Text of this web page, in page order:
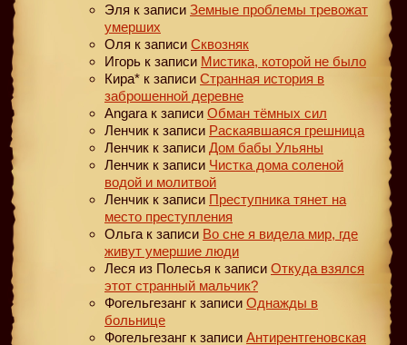
Эля к записи Земные проблемы тревожат
умерших
Оля к записи Сквозняк
Игорь к записи Мистика, которой не было
Кира* к записи Странная история в
заброшенной деревне
Angara к записи Обман тёмных сил
Ленчик к записи Раскаявшаяся грешница
Ленчик к записи Дом бабы Ульяны
Ленчик к записи Чистка дома соленой
водой и молитвой
Ленчик к записи Преступника тянет на
место преступления
Ольга к записи Во сне я видела мир, где
живут умершие люди
Леся из Полесья к записи Откуда взялся
этот странный мальчик?
Фогельгезанг к записи Однажды в
больнице
Фогельгезанг к записи Антирентгеновская